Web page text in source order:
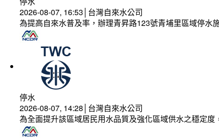
2026-08-07, 16:53│台灣自來水公司
為提高自來水普及率，辦理青昇路123號青埔里區域停水
停水
2026-08-07, 14:28│台灣自來水公司
為全面提升該區域居民用水品質及強化區域供水之穩定